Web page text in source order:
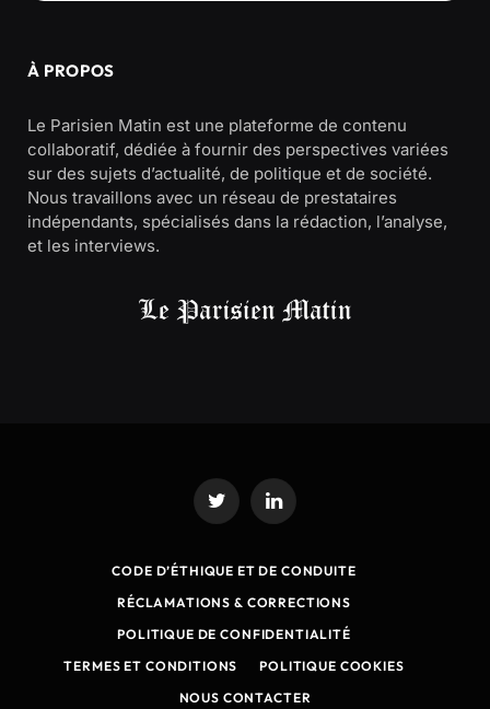
À PROPOS
Le Parisien Matin est une plateforme de contenu
collaboratif, dédiée à fournir des perspectives variées
sur des sujets d’actualité, de politique et de société.
Nous travaillons avec un réseau de prestataires
indépendants, spécialisés dans la rédaction, l’analyse,
et les interviews.
Twitter LinkedIn
CODE D’ÉTHIQUE ET DE CONDUITE
RÉCLAMATIONS & CORRECTIONS
POLITIQUE DE CONFIDENTIALITÉ
TERMES ET CONDITIONS
POLITIQUE COOKIES
NOUS CONTACTER